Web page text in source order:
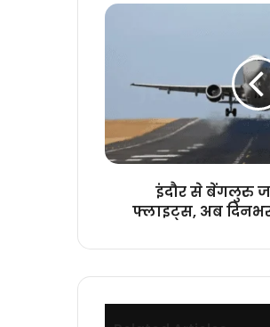
इंदौर
नई
फ्लाइट्स,
अब
इंदौर से बेंगलुरु
फ्लाइट्स, अब